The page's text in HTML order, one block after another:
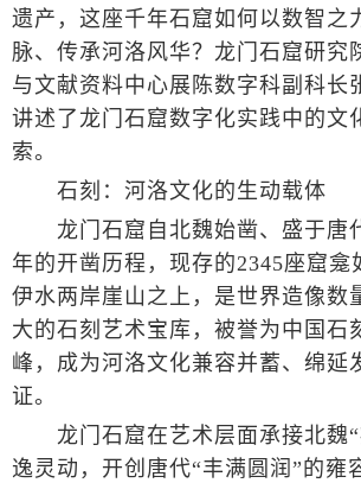
遗产，这座千年石窟如何以数智之
脉、传承河洛风华？龙门石窟研究
与文献资料中心展陈数字科副科长
讲述了龙门石窟数字化实践中的文
索。
石刻：河洛文化的生动载体
龙门石窟自北魏始凿、盛于唐
年的开凿历程，现存的2345座窟龛
伊水两岸崖山之上，是世界造像数
大的石刻艺术宝库，被誉为中国石
峰，成为河洛文化兼容并蓄、绵延
证。
龙门石窟在艺术层面承接北魏“
逸灵动，开创唐代“丰满圆润”的雍